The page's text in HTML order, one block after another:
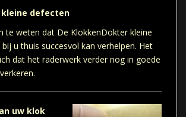
defecten
te weten dat De KlokkenDokter kleine
u thuis succesvol kan verhelpen. Het
dat het raderwerk verder nog in goede
uw klok